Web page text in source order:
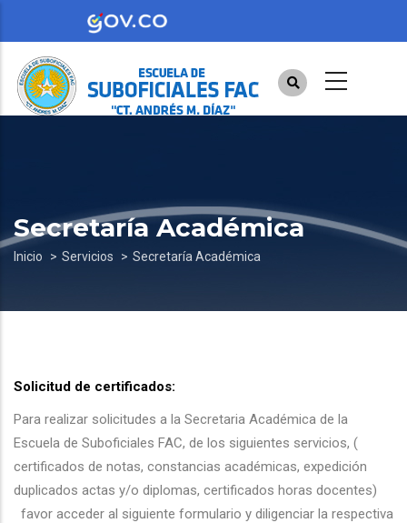
contenido
principal
Secretaría Académica
Sobrescribir
de
a
navegación
Inicio Servicios Secretaría Académica
Solicitud de certificados:
Para realizar solicitudes a la Secretaria Académica de la
Escuela de Suboficiales FAC, de los siguientes servicios, (
certificados de notas, constancias académicas, expedición
duplicados actas y/o diplomas, certificados horas docentes)
favor acceder al siguiente formulario y diligenciar la respectiva